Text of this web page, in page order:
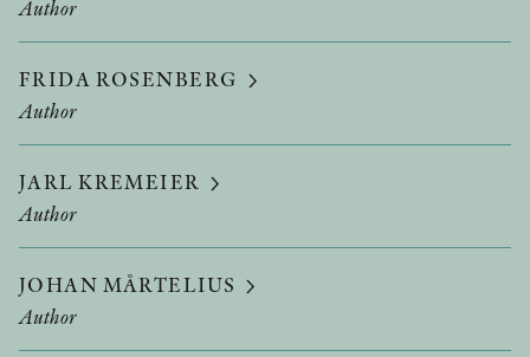
Author
FRIDA ROSENBERG
Author
JARL KREMEIER
Author
JOHAN MÅRTELIUS
Author